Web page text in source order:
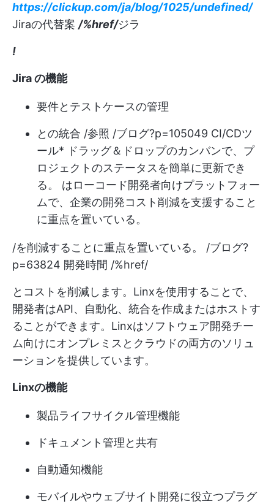
https://clickup.com/ja/blog/1025/undefined/
Jiraの代替案 /%href/ジラ
!
Jira の機能
要件とテストケースの管理
との統合 /参照 /ブログ?p=105049 CI/CDツ
ール* ドラッグ＆ドロップのカンバンで、プ
ロジェクトのステータスを簡単に更新でき
る。
はローコード開発者向けプラットフォー
ムで、企業の開発コスト削減を支援すること
に重点を置いている。
/を削減することに重点を置いている。 /ブログ?
p=63824 開発時間 /%href/
とコストを削減します。Linxを使用することで、
開発者はAPI、自動化、統合を作成またはホストす
ることができます。Linxはソフトウェア開発チー
ム向けにオンプレミスとクラウドの両方のソリュ
ーションを提供しています。
Linxの機能
製品ライフサイクル管理機能
ドキュメント管理と共有
自動通知機能
モバイルやウェブサイト開発に役立つプラグ